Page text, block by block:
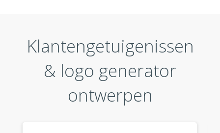
Klantengetuigenissen
& logo generator
ontwerpen